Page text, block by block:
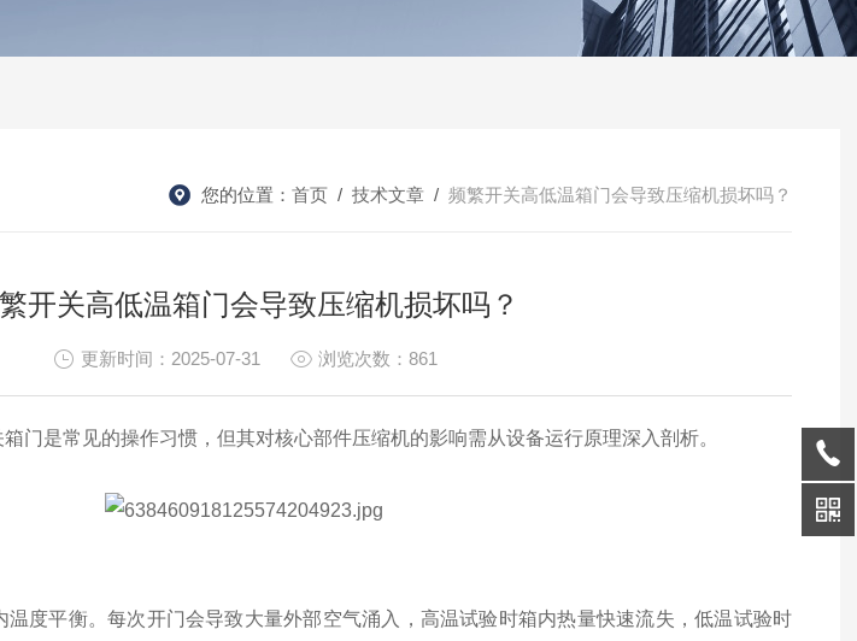
您的位置： 首页 / 技术文章 / 频繁开关高低温箱门会导致压缩机损坏吗？
开关高低温箱门会导致压缩机损坏吗？
更新时间：2025-07-31 浏览次数：861
门是常见的操作习惯，但其对核心部件压缩机的影响需从设备运行原理深入剖析。
度平衡。每次开门会导致大量外部空气涌入，高温试验时箱内热量快速流失，低温试验时